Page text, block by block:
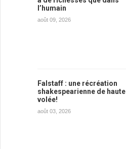
l’humain
août 09, 2026
Falstaff : une récréation
shakespearienne de haute
volée!
août 03, 2026